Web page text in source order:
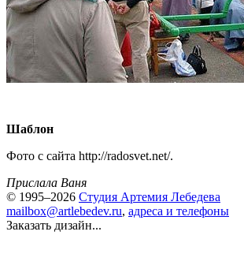
Шаблон
Фото с сайта http://radosvet.net/.
Прислала Ваня
© 1995–2026 Студия Артемия Лебедева
mailbox@artlebedev.ru, адреса и телефоны
Заказать дизайн...